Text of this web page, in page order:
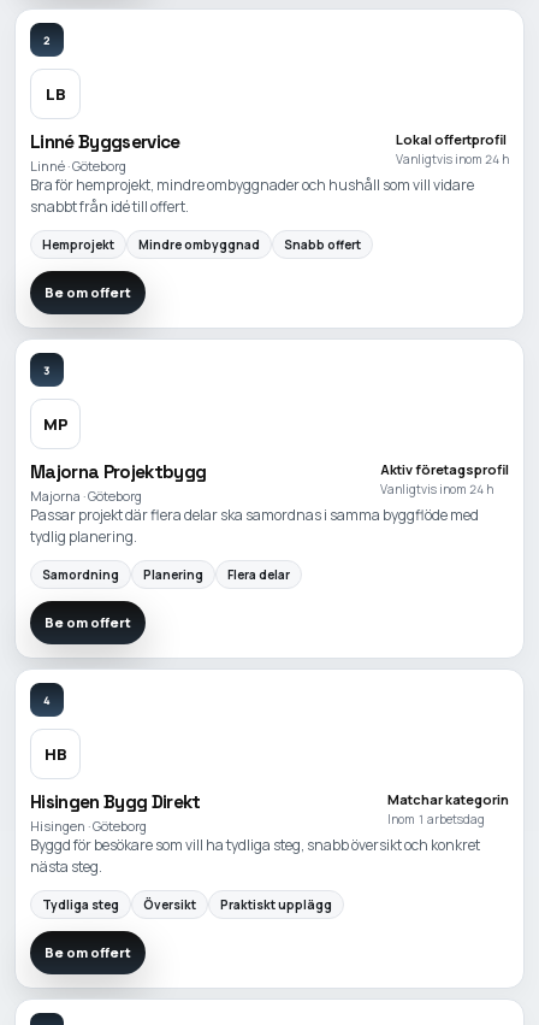
2
LB
Linné Byggservice
Linné · Göteborg
Lokal offertprofil
Vanligtvis inom 24 h
Bra för hemprojekt, mindre ombyggnader och hushåll som vill vidare
snabbt från idé till offert.
Hemprojekt Mindre ombyggnad Snabb offert
Be om offert
3
MP
Majorna Projektbygg
Majorna · Göteborg
Aktiv företagsprofil
Vanligtvis inom 24 h
Passar projekt där flera delar ska samordnas i samma byggflöde med
tydlig planering.
Samordning Planering Flera delar
Be om offert
4
HB
Hisingen Bygg Direkt
Hisingen · Göteborg
Matchar kategorin
Inom 1 arbetsdag
Byggd för besökare som vill ha tydliga steg, snabb översikt och konkret
nästa steg.
Tydliga steg Översikt Praktiskt upplägg
Be om offert